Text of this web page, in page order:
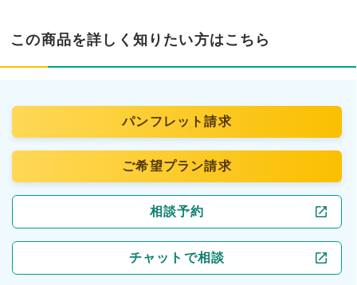
この商品を詳しく知りたい方はこちら
パンフレット請求
ご希望プラン請求
相談予約
チャットで相談